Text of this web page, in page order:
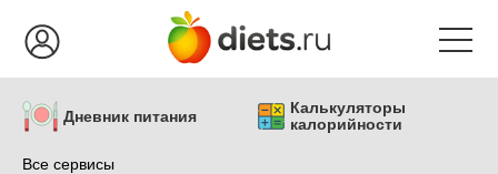
Дневник питания
Калькуляторы
калорийности
Все сервисы